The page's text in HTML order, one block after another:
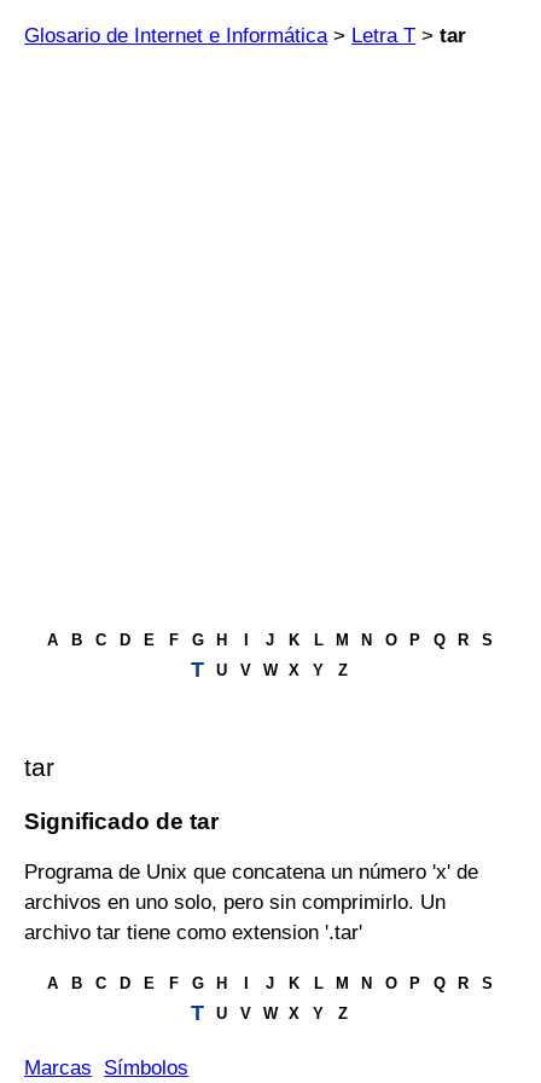
Glosario de Internet e Informática> Letra T >tar
A B C D E F G H J K L M N O P Q R S
T U V W X Y Z
tar
Significado de tar
Programa de Unix que concatena un número 'x' de
archivos en uno solo, pero sin comprimirlo. Un
archivo tar tiene como extension '.tar'
A B C D E F G H J K L M N O P Q R S
T U V W X Y Z
Marcas Símbolos